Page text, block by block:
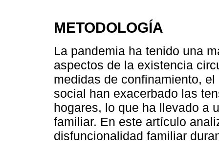
METODOLOGÍA
La pandemia ha tenido una
aspectos de la existencia
medidas de confinamiento,
social han exacerbado las
hogares, lo que ha llevado a
familiar. En este artículo
disfuncionalidad familiar